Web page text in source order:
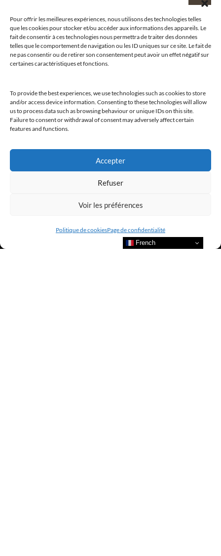
Pour offrir les meilleures expériences, nous utilisons des technologies telles
que les cookies pour stocker et/ou accéder aux informations des appareils. Le
fait de consentir à ces technologies nous permettra de traiter des données
telles que le comportement de navigation ou les ID uniques sur ce site. Le fait de
ne pas consentir ou de retirer son consentement peut avoir un effet négatif sur
certaines caractéristiques et fonctions.
To provide the best experiences, we use technologies such as cookies to store
and/or access device information. Consenting to these technologies will allow
us to process data such as browsing behaviour or unique IDs on this site.
Failure to consent or withdrawal of consent may adversely affect certain
features and functions.
Accepter
Refuser
Voir les préférences
Politique de cookiesPage de confidentialité
@clubamilcar
LUXURY SELECTIONS BY CLUB AMILCAR
French